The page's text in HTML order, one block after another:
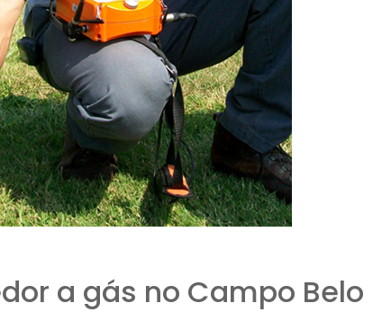
a gás no Campo Belo